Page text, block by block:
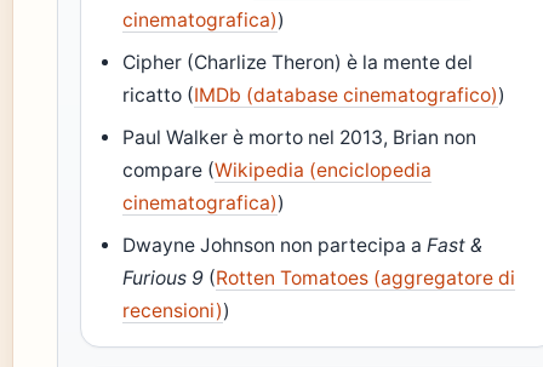
cinematografica))
Cipher (Charlize Theron) è la mente del
ricatto (IMDb (database cinematografico))
Paul Walker è morto nel 2013, Brian non
compare (Wikipedia (enciclopedia
cinematografica))
Dwayne Johnson non partecipa a Fast &
Furious 9 (Rotten Tomatoes (aggregatore di
recensioni))